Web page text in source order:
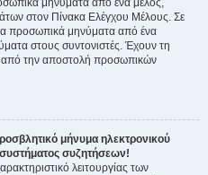
μηνύματα από ένα μέλος,
στον Πίνακα Ελέγχου Μέλους. Σε
προσωπικά μηνύματα από ένα
στους συντονιστές. Έχουν τη
από την αποστολή προσωπικών
μήνυμα ηλεκτρονικού
συζητήσεων!
λειτουργίας των